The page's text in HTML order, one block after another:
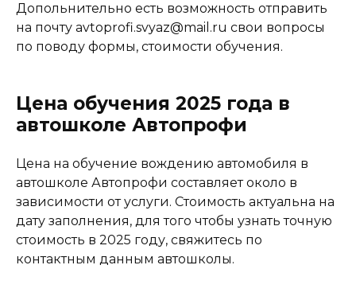
Допольнительно есть возможность отправить
на почту avtoprofi.svyaz@mail.ru свои вопросы
по поводу формы, стоимости обучения.
Цена обучения 2025 года в
автошколе Автопрофи
Цена на обучение вождению автомобиля в
автошколе Автопрофи составляет около в
зависимости от услуги. Стоимость актуальна на
дату заполнения, для того чтобы узнать точную
стоимость в 2025 году, свяжитесь по
контактным данным автошколы.